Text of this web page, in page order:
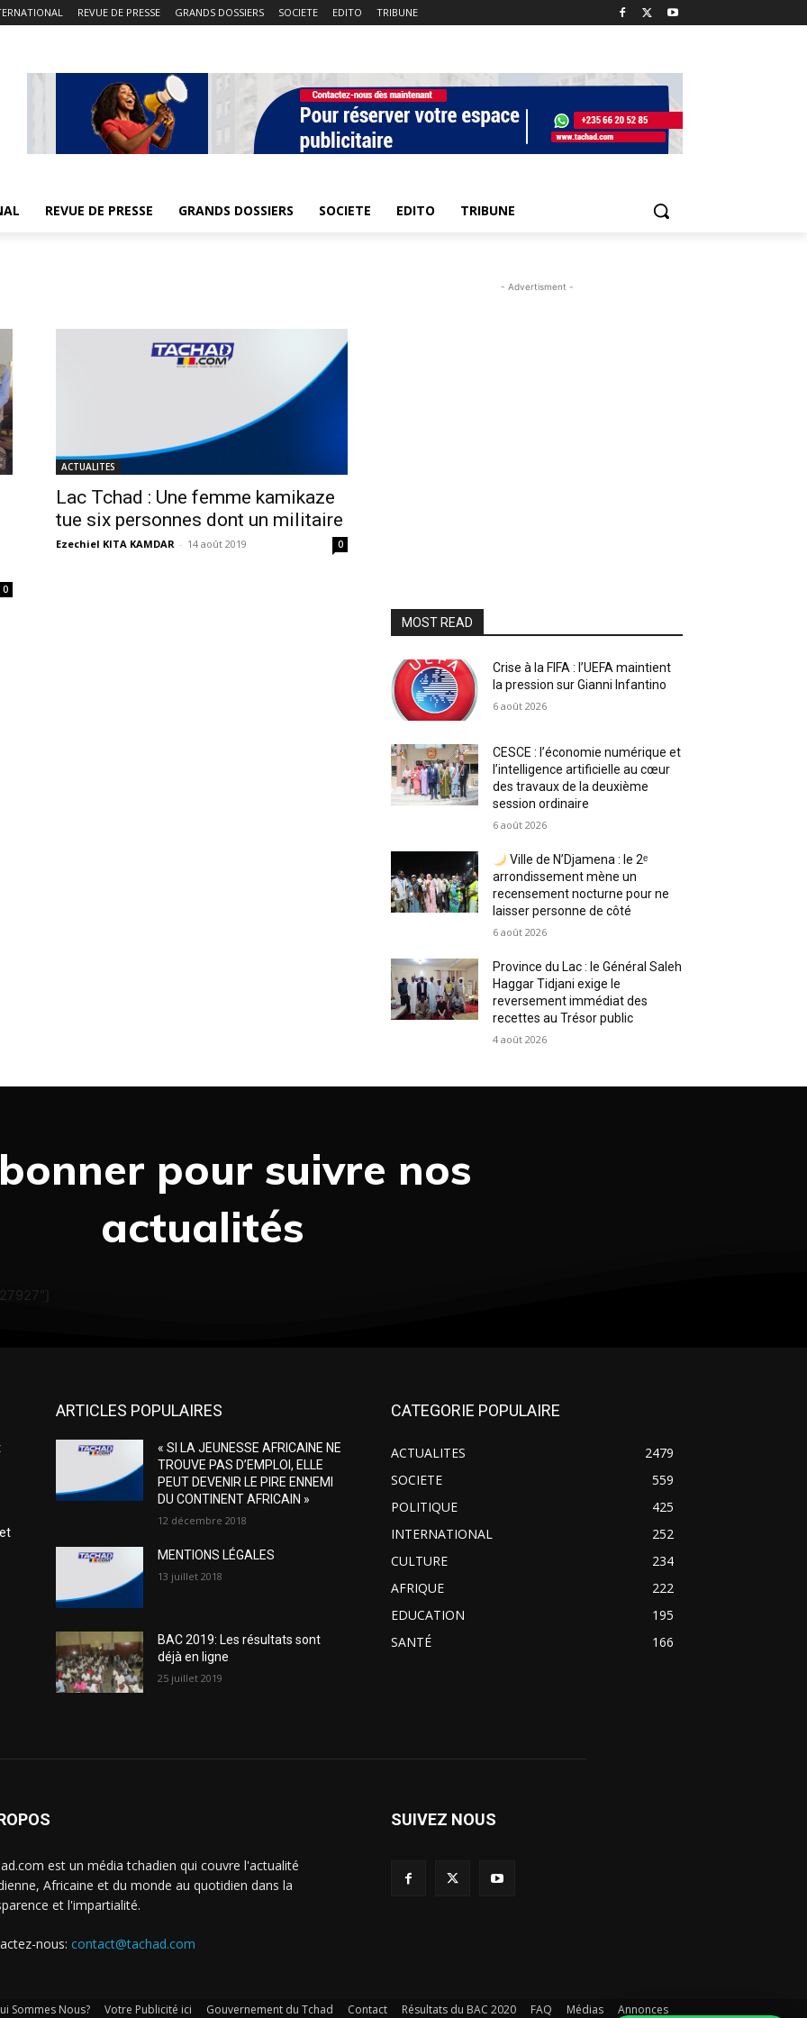
REVUE DE PRESSE GRANDS DOSSIERS SOCIETE EDITO TRIBUNE
REVUE DE PRESSE GRANDS DOSSIERS SOCIETE EDITO TRIBUNE
0
ACTUALITES
Lac Tchad : Une femme kamikaze
tue six personnes dont un militaire
Ezechiel KITA KAMDAR - 14 août 2019 0
- Advertisment -
MOST READ
Crise à la FIFA : l’UEFA maintient
la pression sur Gianni Infantino
6 août 2026
CESCE : l’économie numérique et
l’intelligence artificielle au cœur
des travaux de la deuxième
session ordinaire
6 août 2026
Ville de N’Djamena : le 2ᵉ
arrondissement mène un
recensement nocturne pour ne
laisser personne de côté
6 août 2026
Province du Lac : le Général Saleh
Haggar Tidjani exige le
reversement immédiat des
recettes au Trésor public
4 août 2026
pour suivre nos
actualités
ARTICLES POPULAIRES
« SI LA JEUNESSE AFRICAINE NE
TROUVE PAS D’EMPLOI, ELLE
PEUT DEVENIR LE PIRE ENNEMI
DU CONTINENT AFRICAIN »
12 décembre 2018
MENTIONS LÉGALES
13 juillet 2018
BAC 2019: Les résultats sont
déjà en ligne
25 juillet 2019
CATEGORIE POPULAIRE
ACTUALITES
2479
SOCIETE
559
POLITIQUE
425
INTERNATIONAL
252
CULTURE
234
AFRIQUE
222
EDUCATION
195
SANTÉ
166
est un média tchadien qui couvre l'actualité
Africaine et du monde au quotidien dans la
et l'impartialité.
nous: contact@tachad.com
SUIVEZ NOUS
Sommes Nous? Votre Publicité ici Gouvernement du Tchad Contact Résultats du BAC 2020 FAQ Médias Annonces